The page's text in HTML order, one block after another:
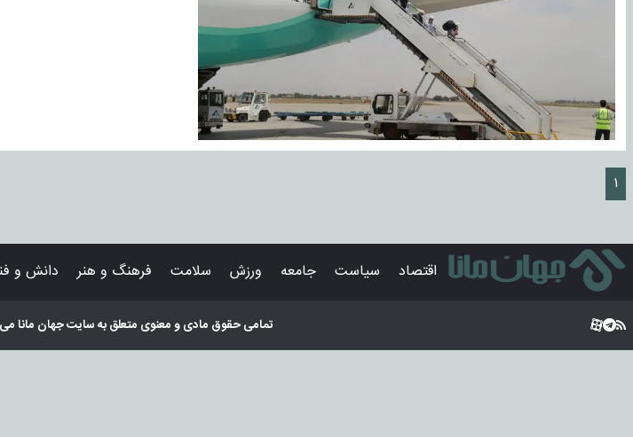
۱
اقتصاد سیاست جامعه ورزش سلامت فرهنگ و هنر دانش و
تمامی حقوق مادی و معنوی متعلق به سایتجهان مانا